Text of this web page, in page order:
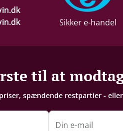
Sikker e-handel
til at
spændende restpartier -
Din e-mail